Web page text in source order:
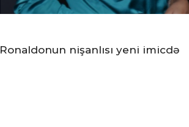
Ronaldonun nişanlısı yeni imicdə